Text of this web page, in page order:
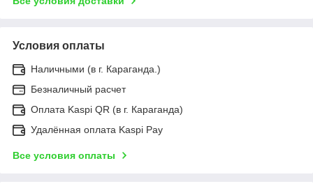
Условия оплаты
Наличными (в г. Караганда.)
Безналичный расчет
Оплата Kaspi QR (в г. Караганда)
Удалённая оплата Kaspi Pay
Все условия оплаты